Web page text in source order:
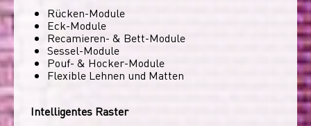
Rücken-Module
Eck-Module
Recamieren- & Bett-Module
Sessel-Module
Pouf- & Hocker-Module
Flexible Lehnen und Matten
Intelligentes Raster